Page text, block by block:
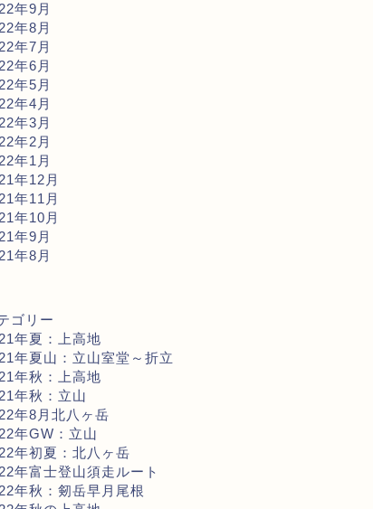
年9月
年8月
年7月
年6月
年5月
年4月
年3月
年2月
年1月
年12月
年11月
年10月
年9月
年8月
ゴリー
年夏：上高地
年夏山：立山室堂～折立
年秋：上高地
年秋：立山
年8月北八ヶ岳
年GW：立山
年初夏：北八ヶ岳
年富士登山須走ルート
年秋：剱岳早月尾根